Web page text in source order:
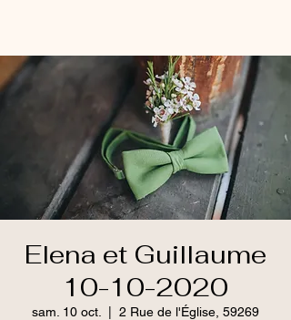
Elena et Guillaume
10-10-2020
sam. 10 oct.
2 Rue de l'Église, 59269